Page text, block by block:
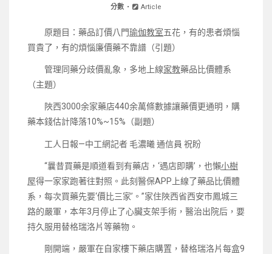
分數 Article
原題目：藥品訂價八門瑜伽教室五花，有的患者煩惱
買貴了，有的煩惱廉價藥不靠譜（引題）
管理同藥分歧價亂象，多地上線家教藥品比價體系
（主題）
陜西3000余家藥店440余萬條數據讓藥價更通明，購
藥本錢估計降落10%~15%（副題）
工人日報—中工網記者 毛濃曦 通信員 祝盼
“曩昔買藥是順道看到有藥店，‘遇店即購’，也懶小樹
屋得一家家跑著往對照。此刻醫保APP上線了藥品比價體
系，每次買藥先要‘價比三家’。”家住陜西省西安市鳳城三
路的嚴軍，本年3月停止了心臟支架手術，醫治出院后，要
持久服用替格瑞洛片等藥物。
剛開端，嚴軍在自家樓下藥店購置，替格瑞洛片每盒9